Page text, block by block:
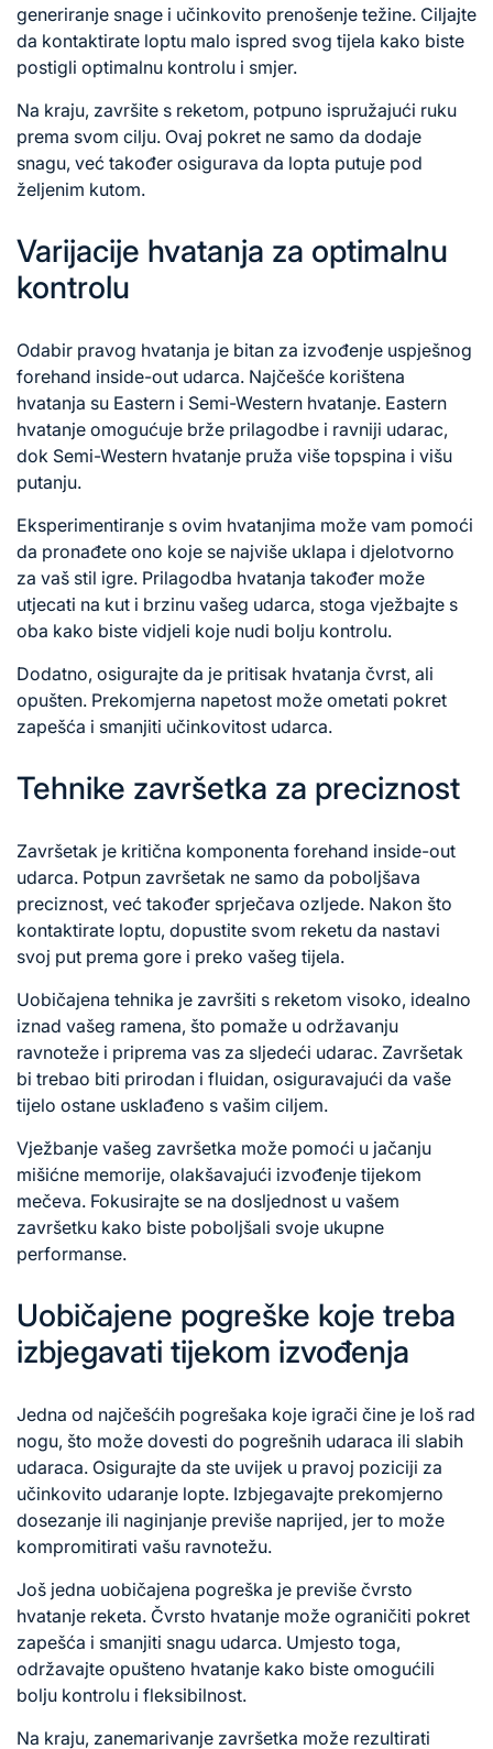
generiranje snage i učinkovito prenošenje težine. Ciljajte
da kontaktirate loptu malo ispred svog tijela kako biste
postigli optimalnu kontrolu i smjer.
Na kraju, završite s reketom, potpuno ispružajući ruku
prema svom cilju. Ovaj pokret ne samo da dodaje
snagu, već također osigurava da lopta putuje pod
željenim kutom.
Varijacije hvatanja za optimalnu
kontrolu
Odabir pravog hvatanja je bitan za izvođenje uspješnog
forehand inside-out udarca. Najčešće korištena
hvatanja su Eastern i Semi-Western hvatanje. Eastern
hvatanje omogućuje brže prilagodbe i ravniji udarac,
dok Semi-Western hvatanje pruža više topspina i višu
putanju.
Eksperimentiranje s ovim hvatanjima može vam pomoći
da pronađete ono koje se najviše uklapa i djelotvorno
za vaš stil igre. Prilagodba hvatanja također može
utjecati na kut i brzinu vašeg udarca, stoga vježbajte s
oba kako biste vidjeli koje nudi bolju kontrolu.
Dodatno, osigurajte da je pritisak hvatanja čvrst, ali
opušten. Prekomjerna napetost može ometati pokret
zapešća i smanjiti učinkovitost udarca.
Tehnike završetka za preciznost
Završetak je kritična komponenta forehand inside-out
udarca. Potpun završetak ne samo da poboljšava
preciznost, već također sprječava ozljede. Nakon što
kontaktirate loptu, dopustite svom reketu da nastavi
svoj put prema gore i preko vašeg tijela.
Uobičajena tehnika je završiti s reketom visoko, idealno
iznad vašeg ramena, što pomaže u održavanju
ravnoteže i priprema vas za sljedeći udarac. Završetak
bi trebao biti prirodan i fluidan, osiguravajući da vaše
tijelo ostane usklađeno s vašim ciljem.
Vježbanje vašeg završetka može pomoći u jačanju
mišićne memorije, olakšavajući izvođenje tijekom
mečeva. Fokusirajte se na dosljednost u vašem
završetku kako biste poboljšali svoje ukupne
performanse.
Uobičajene pogreške koje treba
izbjegavati tijekom izvođenja
Jedna od najčešćih pogrešaka koje igrači čine je loš rad
nogu, što može dovesti do pogrešnih udaraca ili slabih
udaraca. Osigurajte da ste uvijek u pravoj poziciji za
učinkovito udaranje lopte. Izbjegavajte prekomjerno
dosezanje ili naginjanje previše naprijed, jer to može
kompromitirati vašu ravnotežu.
Još jedna uobičajena pogreška je previše čvrsto
hvatanje reketa. Čvrsto hvatanje može ograničiti pokret
zapešća i smanjiti snagu udarca. Umjesto toga,
održavajte opušteno hvatanje kako biste omogućili
bolju kontrolu i fleksibilnost.
Na kraju, zanemarivanje završetka može rezultirati